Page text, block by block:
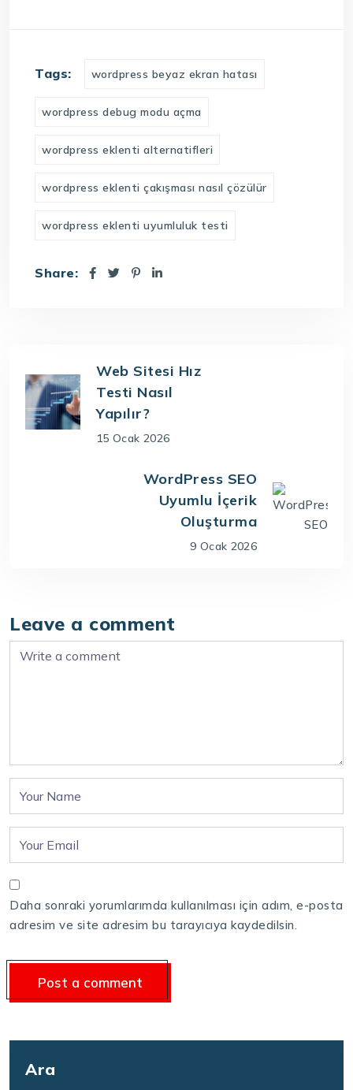
Tags: wordpress beyaz ekran hatası
wordpress debug modu açma
wordpress eklenti alternatifleri
wordpress eklenti çakışması nasıl çözülür
wordpress eklenti uyumluluk testi
Share:
Web Sitesi Hız
Testi Nasıl
Yapılır?
15 Ocak 2026
WordPress SEO
Uyumlu İçerik
Oluşturma
9 Ocak 2026
Leave a comment
Daha sonraki yorumlarımda kullanılması için adım, e-posta
adresim ve site adresim bu tarayıcıya kaydedilsin.
Ara